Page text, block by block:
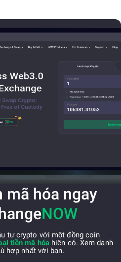
mã hóa ngay
NOW
tư crypto với một đồng coin
tiền mã hóahiện có. Xem danh
hợp nhất với bạn.